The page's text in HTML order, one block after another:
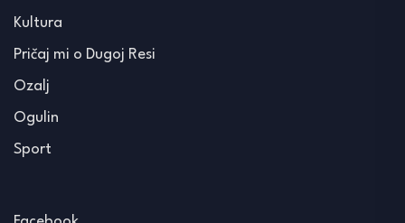
Kultura
Pričaj mi o Dugoj Resi
Ozalj
Ogulin
Sport